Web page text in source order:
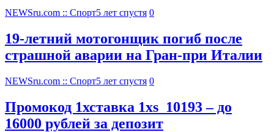
NEWSru.com :: Спорт5 лет спустя 0
19-летний мотогонщик погиб после
страшной аварии на Гран-при Италии
NEWSru.com :: Спорт5 лет спустя 0
Промокод 1хставка 1xs_10193 – до
16000 рублей за депозит